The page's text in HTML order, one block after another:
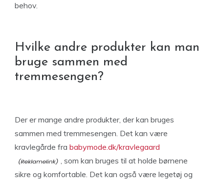
behov.
Hvilke andre produkter kan man
bruge sammen med
tremmesengen?
Der er mange andre produkter, der kan bruges
sammen med tremmesengen. Det kan være
kravlegårde fra babymode.dk/kravlegaard
, som kan bruges til at holde børnene
sikre og komfortable. Det kan også være legetøj og